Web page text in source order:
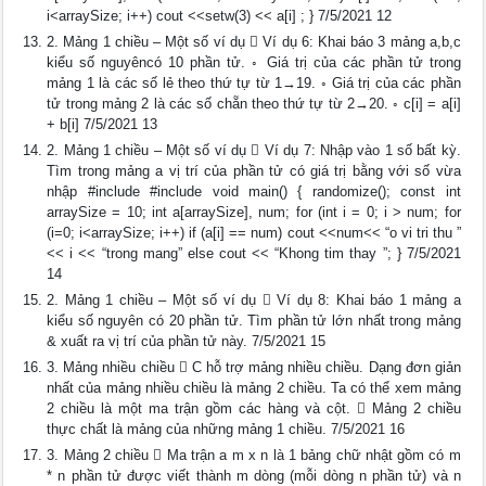
i<arraySize; i++) cout <<setw(3) << a[i] ; } 7/5/2021 12
2. Mảng 1 chiều – Một số ví dụ  Ví dụ 6: Khai báo 3 mảng a,b,c
kiểu số nguyêncó 10 phần tử. ◦ Giá trị của các phần tử trong
mảng 1 là các số lẻ theo thứ tự từ 1→19. ◦ Giá trị của các phần
tử trong mảng 2 là các số chẵn theo thứ tự từ 2→20. ◦ c[i] = a[i]
+ b[i] 7/5/2021 13
2. Mảng 1 chiều – Một số ví dụ  Ví dụ 7: Nhập vào 1 số bất kỳ.
Tìm trong mảng a vị trí của phần tử có giá trị bằng với số vừa
nhập #include #include void main() { randomize(); const int
arraySize = 10; int a[arraySize], num; for (int i = 0; i > num; for
(i=0; i<arraySize; i++) if (a[i] == num) cout <<num<< “o vi tri thu ”
<< i << “trong mang” else cout << “Khong tim thay ”; } 7/5/2021
14
2. Mảng 1 chiều – Một số ví dụ  Ví dụ 8: Khai báo 1 mảng a
kiểu số nguyên có 20 phần tử. Tìm phần tử lớn nhất trong mảng
& xuất ra vị trí của phần tử này. 7/5/2021 15
3. Mảng nhiều chiều  C hỗ trợ mảng nhiều chiều. Dạng đơn giản
nhất của mảng nhiều chiều là mảng 2 chiều. Ta có thể xem mảng
2 chiều là một ma trận gồm các hàng và cột.  Mảng 2 chiều
thực chất là mảng của những mảng 1 chiều. 7/5/2021 16
3. Mảng 2 chiều  Ma trận a m x n là 1 bảng chữ nhật gồm có m
* n phần tử được viết thành m dòng (mỗi dòng n phần tử) và n